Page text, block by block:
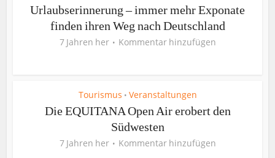
Urlaubserinnerung – immer mehr Exponate
finden ihren Weg nach Deutschland
7 Jahren her Kommentar hinzufügen
Tourismus • Veranstaltungen
Die EQUITANA Open Air erobert den
Südwesten
7 Jahren her Kommentar hinzufügen